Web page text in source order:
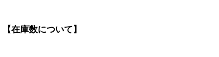
【在庫数について】